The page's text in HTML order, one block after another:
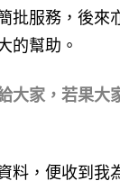
批服務，後
的幫助。
大家，若果
料，便收到